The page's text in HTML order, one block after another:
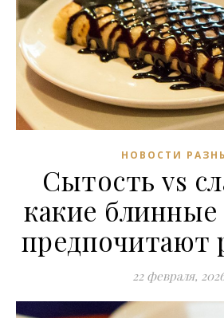
НОВОСТИ
Сытость vs
какие
предпочитают
22 февраля,